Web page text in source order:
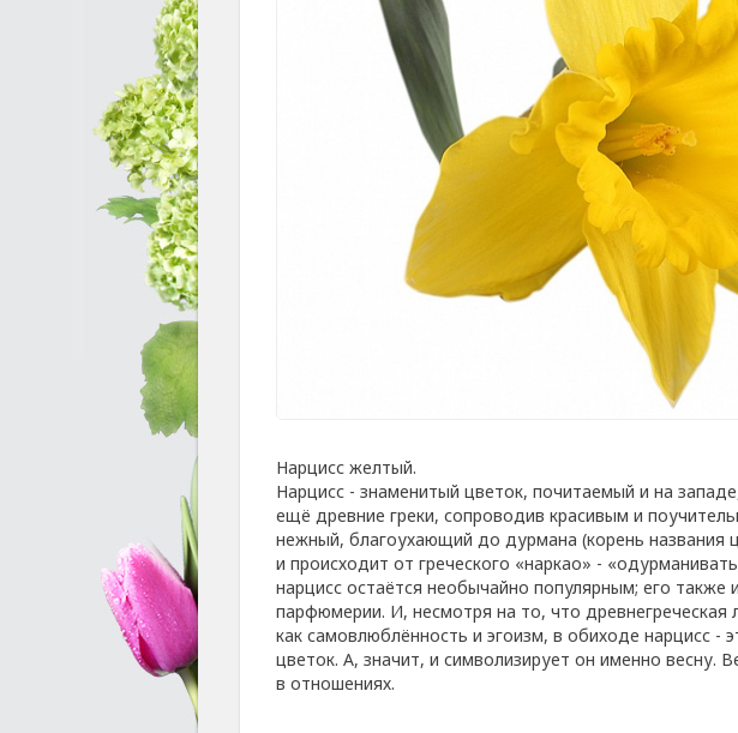
Нарцисс желтый.
Нарцисс - знаменитый цветок, почитаемый и на
ещё древние греки, сопроводив красивым и
нежный, благоухающий до дурмана (корень названия
и происходит от греческого «наркао» -
нарцисс остаётся необычайно популярным; его также
парфюмерии. И, несмотря на то, что древнегреческая
как самовлюблённость и эгоизм, в обиходе нарцисс -
цветок. А, значит, и символизирует он именно весну.
в отношениях.